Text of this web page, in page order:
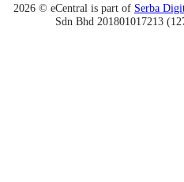
2026 © eCentral is part of Serba
Sdn Bhd 201801017213